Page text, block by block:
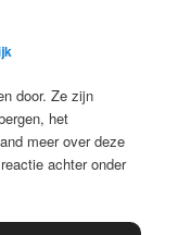
door. Ze zijn
het
meer over deze
achter onder